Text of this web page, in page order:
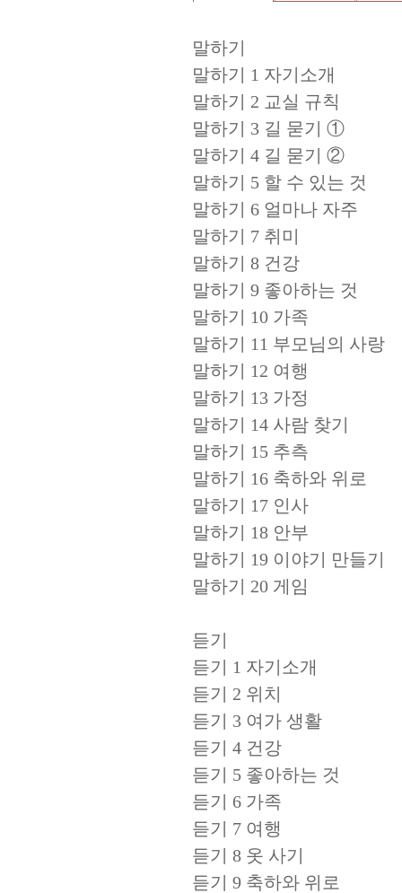
말하기
말하기 1 자기소개
말하기 2 교실 규칙
말하기 3 길 묻기 ①
말하기 4 길 묻기 ②
말하기 5 할 수 있는 것
말하기 6 얼마나 자주
말하기 7 취미
말하기 8 건강
말하기 9 좋아하는 것
말하기 10 가족
말하기 11 부모님의 사랑
말하기 12 여행
말하기 13 가정
말하기 14 사람 찾기
말하기 15 추측
말하기 16 축하와 위로
말하기 17 인사
말하기 18 안부
말하기 19 이야기 만들기
말하기 20 게임
듣기
듣기 1 자기소개
듣기 2 위치
듣기 3 여가 생활
듣기 4 건강
듣기 5 좋아하는 것
듣기 6 가족
듣기 7 여행
듣기 8 옷 사기
듣기 9 축하와 위로